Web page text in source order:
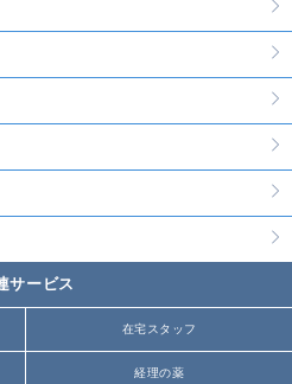
サービス
在宅スタッフ
経理の薬